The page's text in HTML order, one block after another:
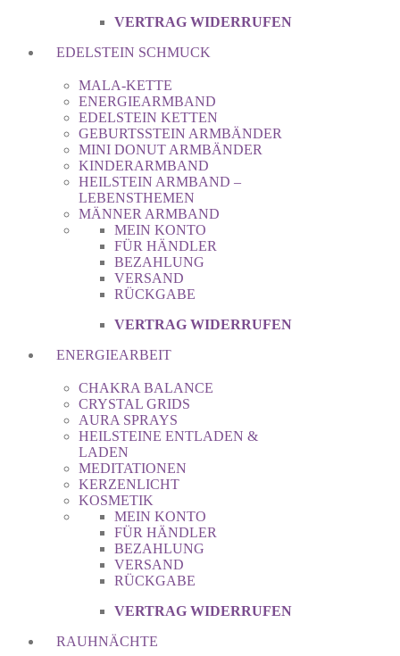
VERTRAG WIDERRUFEN
EDELSTEIN SCHMUCK
MALA-KETTE
ENERGIEARMBAND
EDELSTEIN KETTEN
GEBURTSSTEIN ARMBÄNDER
MINI DONUT ARMBÄNDER
KINDERARMBAND
HEILSTEIN ARMBAND –
LEBENSTHEMEN
MÄNNER ARMBAND
MEIN KONTO
FÜR HÄNDLER
BEZAHLUNG
VERSAND
RÜCKGABE
VERTRAG WIDERRUFEN
ENERGIEARBEIT
CHAKRA BALANCE
CRYSTAL GRIDS
AURA SPRAYS
HEILSTEINE ENTLADEN &
LADEN
MEDITATIONEN
KERZENLICHT
KOSMETIK
MEIN KONTO
FÜR HÄNDLER
BEZAHLUNG
VERSAND
RÜCKGABE
VERTRAG WIDERRUFEN
RAUHNÄCHTE